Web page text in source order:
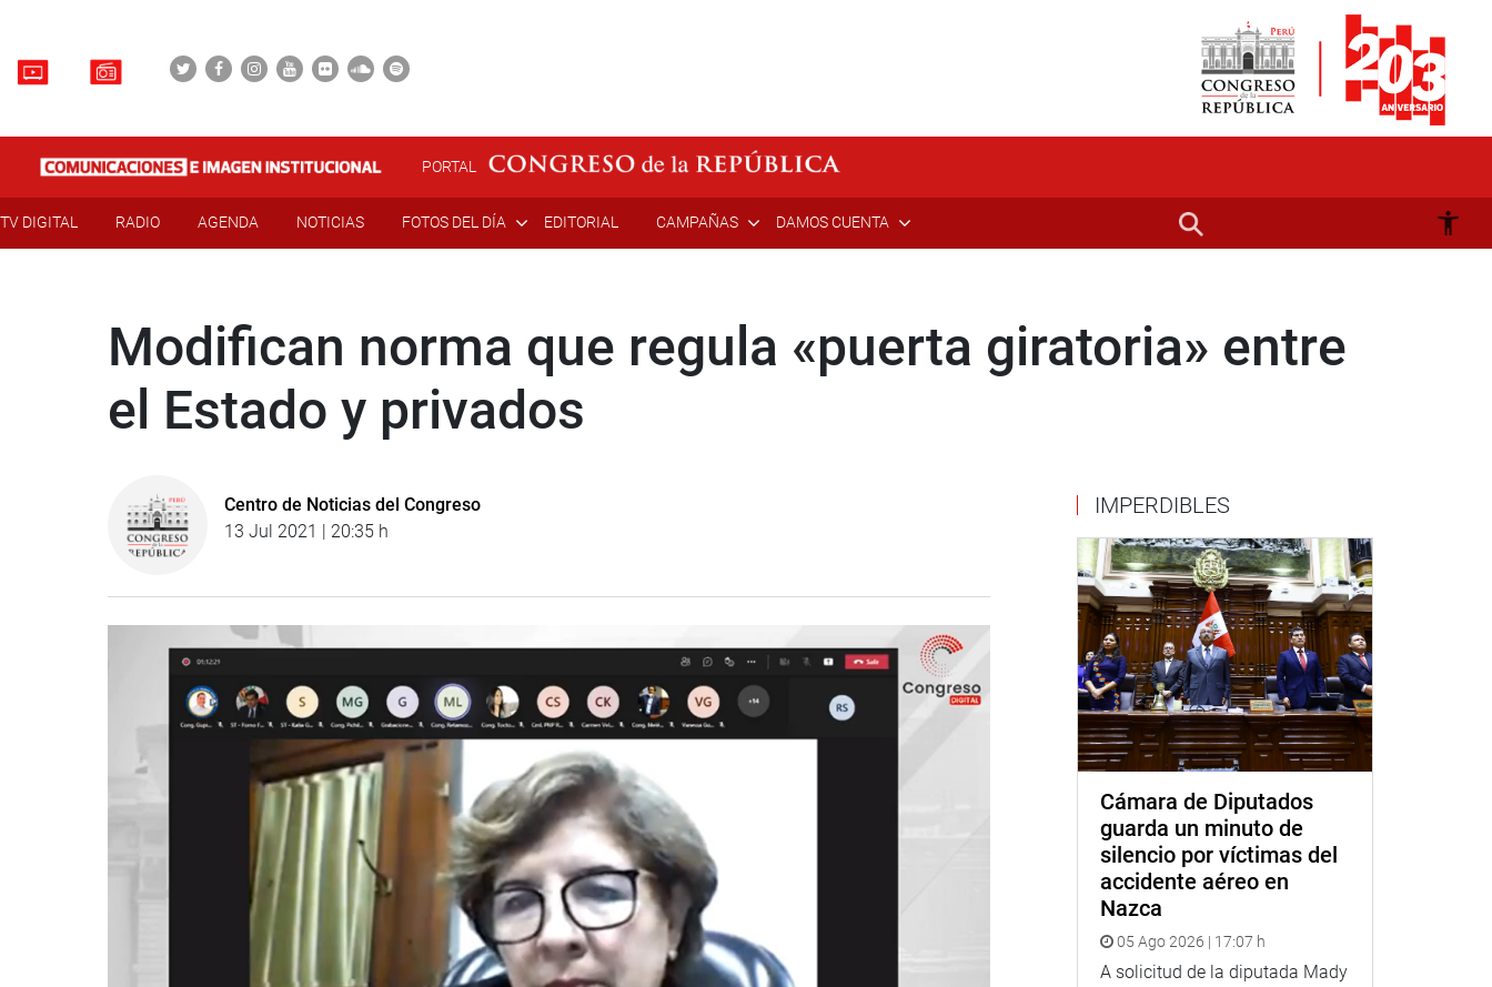
PORTAL
TV DIGITAL RADIO AGENDA NOTICIAS FOTOS DEL DÍA EDITORIAL CAMPAÑAS DAMOS CUENTA
Modifican norma que regula «puerta giratoria» entre
el Estado y privados
Centro de Noticias del Congreso
13 Jul 2021 | 20:35 h
IMPERDIBLES
Cámara de Diputados
guarda un minuto de
silencio por víctimas del
accidente aéreo en
Nazca
05 Ago 2026 | 17:07 h
A solicitud de la diputada Mady